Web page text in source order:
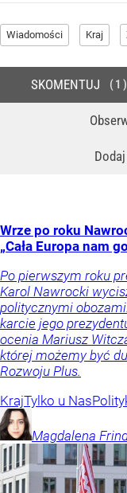
Wiadomości Kraj
SKOMENTUJ 1
Wrze po roku
„Cała Europa nam
Po pierwszym roku
Karol Nawrocki
politycznymi
karcie jego
ocenia Mariusz
której możemy być
Rozwoju Plus.
KrajTylko u Nas
Magdalena